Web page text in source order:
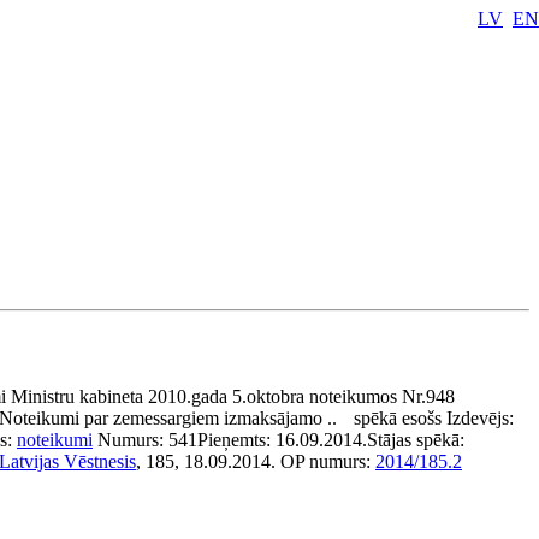
LV EN
Ministru kabineta 2010.gada 5.oktobra noteikumos Nr.948
par zemessargiem izmaksājamo ..
spēkā esošs Izdevējs:
noteikumi Numurs: 541Pieņemts: 16.09.2014.Stājas spēkā:
Latvijas Vēstnesis, 185, 18.09.2014. OP numurs: 2014/185.2